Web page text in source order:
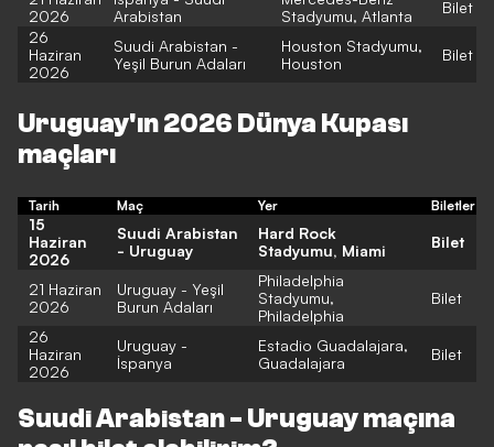
2026
Arabistan
Stadyumu, Atlanta
Bilet
26
Haziran
2026
Suudi Arabistan -
Yeşil Burun Adaları
Houston Stadyumu,
Houston
Bilet
Uruguay'ın 2026 Dünya Kupası
maçları
Tarih Maç Yer Biletler
15
Haziran
2026
Suudi Arabistan
- Uruguay
Hard Rock
Stadyumu, Miami
Bilet
21 Haziran
2026
Uruguay - Yeşil
Burun Adaları
Philadelphia
Stadyumu,
Philadelphia
Bilet
26
Haziran
2026
Uruguay -
İspanya
Estadio Guadalajara,
Guadalajara
Bilet
Suudi Arabistan - Uruguay maçına